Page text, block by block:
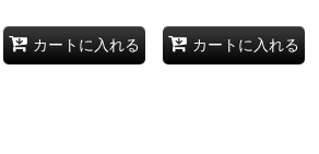
カートに入れる カートに入れる